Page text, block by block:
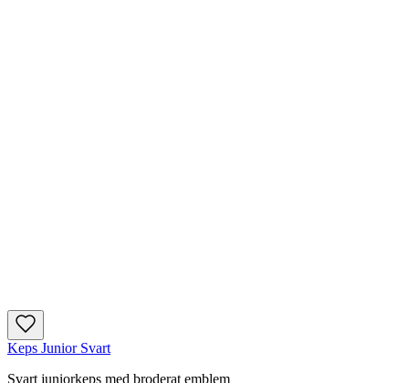
Keps Junior Svart
Svart juniorkeps med broderat emblem